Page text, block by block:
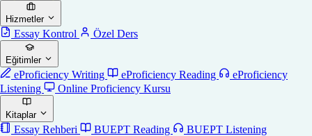
Hizmetler
Essay Kontrol Özel Ders
Eğitimler
eProficiency Writing eProficiency Reading
eProficiency
Listening
Online Proficiency Kursu
Kitaplar
Essay Rehberi BUEPT Reading BUEPT Listening